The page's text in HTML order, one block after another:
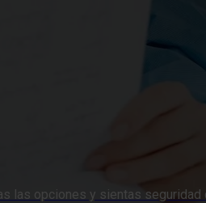
las opciones y sientas seguridad